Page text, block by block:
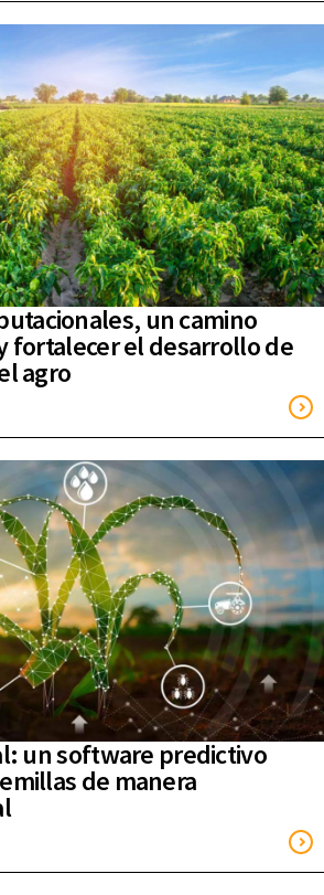
un camino
fortalecer el desarrollo de
agro
un software predictivo
de manera